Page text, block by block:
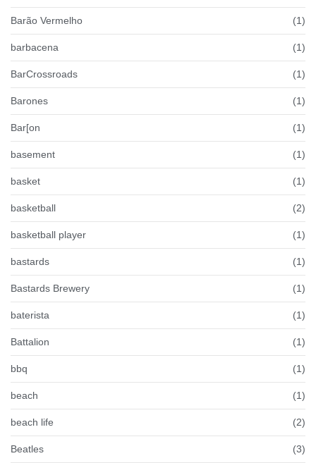
Barão Vermelho (1)
barbacena (1)
BarCrossroads (1)
Barones (1)
Bar[on (1)
basement (1)
basket (1)
basketball (2)
basketball player (1)
bastards (1)
Bastards Brewery (1)
baterista (1)
Battalion (1)
bbq (1)
beach (1)
beach life (2)
Beatles (3)